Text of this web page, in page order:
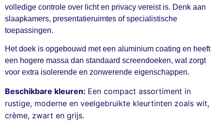
volledige controle over licht en privacy vereist is. Denk aan
slaapkamers, presentatieruimtes of specialistische
toepassingen.
Het doek is opgebouwd met een aluminium coating en heeft
een hogere massa dan standaard screendoeken, wat zorgt
voor extra isolerende en zonwerende eigenschappen.
Beschikbare kleuren: Een compact assortiment in
rustige, moderne en veelgebruikte kleurtinten zoals wit,
crème, zwart en grijs.